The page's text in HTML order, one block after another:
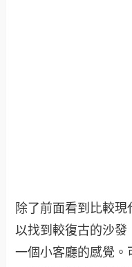
除了前面看到比較現
以找到較復古的沙發
一個小客廳的感覺。